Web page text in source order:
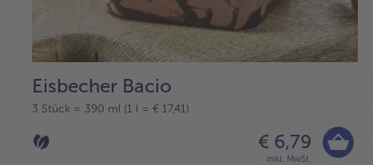
Eisbecher Bacio
3 Stück = 390 ml (1 l = € 17,41)
€ 6,79
inkl. MwSt.